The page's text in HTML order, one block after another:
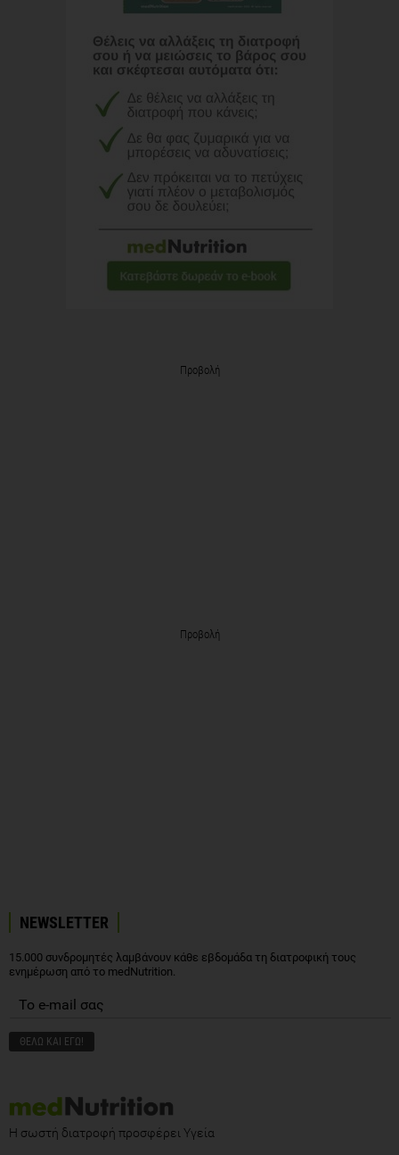
Προβολή
Προβολή
NEWSLETTER
15.000 συνδρομητές λαμβάνουν κάθε εβδομάδα τη διατροφική τους
ενημέρωση από το medNutrition.
Η σωστή διατροφή προσφέρει Υγεία